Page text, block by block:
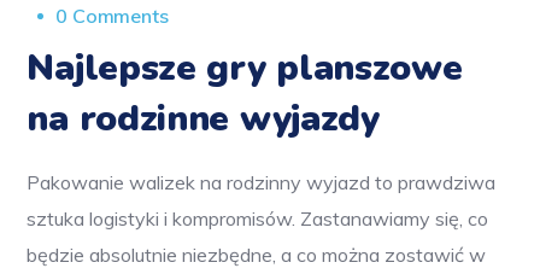
0 Comments
Najlepsze gry planszowe
na rodzinne wyjazdy
Pakowanie walizek na rodzinny wyjazd to prawdziwa
sztuka logistyki i kompromisów. Zastanawiamy się, co
będzie absolutnie niezbędne, a co można zostawić w